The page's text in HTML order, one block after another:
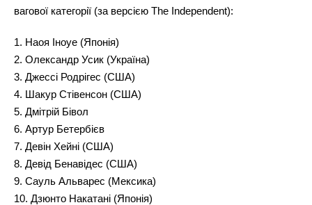
вагової категорії (за версією The Independent):
1. Наоя Іноуе (Японія)
2. Олександр Усик (Україна)
3. Джессі Родрігес (США)
4. Шакур Стівенсон (США)
5. Дмітрій Бівол
6. Артур Бетербієв
7. Девін Хейні (США)
8. Девід Бенавідес (США)
9. Сауль Альварес (Мексика)
10. Дзюнто Накатані (Японія)